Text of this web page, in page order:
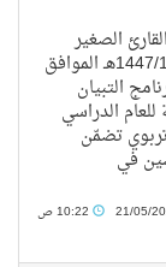
الصغير
الأهلية يوم الأربعاء 1447/12/3هـ الموافق
برنامج التبيان
الدراسي
تربوي تضمّن
في
21/05/